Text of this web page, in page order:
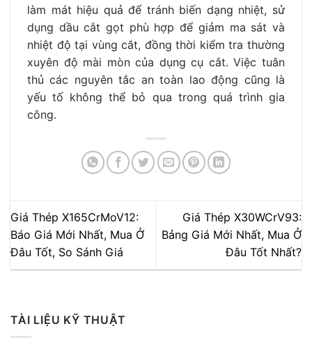
làm mát hiệu quả để tránh biến dạng nhiệt, sử
dụng dầu cắt gọt phù hợp để giảm ma sát và
nhiệt độ tại vùng cắt, đồng thời kiểm tra thường
xuyên độ mài mòn của dụng cụ cắt. Việc tuân
thủ các nguyên tắc an toàn lao động cũng là
yếu tố không thể bỏ qua trong quá trình gia
công.
Giá Thép X165CrMoV12:
Báo Giá Mới Nhất, Mua Ở
Đâu Tốt, So Sánh Giá
Giá Thép X30WCrV93:
Bảng Giá Mới Nhất, Mua Ở
Đâu Tốt Nhất?
TÀI LIỆU KỸ THUẬT